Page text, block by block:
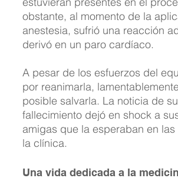
obstante, al momento de la
anestesia, sufrió una reacción
derivó en un paro cardíaco.
A pesar de los esfuerzos del
por reanimarla,
posible salvarla. La noticia de su
fallecimiento dejó en shock a
amigas que la esperaban en
la clínica.
Una vida dedicada a la